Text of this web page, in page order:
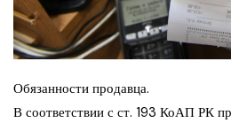
Обязанности продавца.
В соответствии с ст. 193 КоАП РК